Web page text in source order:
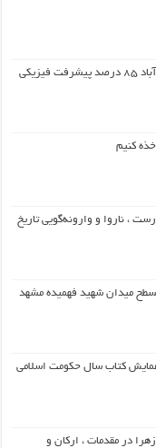
طراحی شهری محدوده قلعه وکیل‌آباد ۸۵ درصد پیشرفت فیزیکی
کنیم
، ناروا و وارونه‌گویی تاریخ
میدان شهید فهمیده مشهد
کتاب سال حکومت اسلامی
در مقدمات ، ارکان و